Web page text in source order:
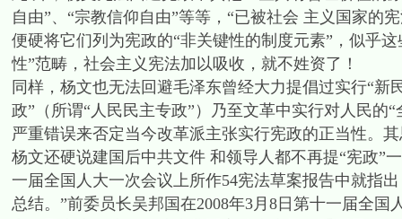
自由”、“宗教信仰自由”等等，“已被社会 主义国家的
便硬将它们列为宪政的“非关键性的制度元素”，似乎
性”范畴，社会主义宪法加以吸收，就不姓资了！
同样，杨文也无法回避毛泽东曾经大力提倡过实行“
政”（所谓“人民民主专政”）乃至文革中实行对人民的
严重错误来否定当今改革派主张实行宪政的正当性。
杨文还硬说建国后中共文件 和领导人都不再提“宪政”
一届全国人大一次会议上所作54宪法草案报告中就指
总结。”前委员长吴邦国在2008年3月8日第十一届全